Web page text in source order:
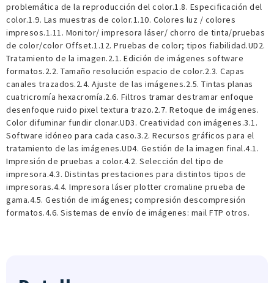
problemática de la reproducción del color.1.8. Especificación del
color.1.9. Las muestras de color.1.10. Colores luz / colores
impresos.1.11. Monitor/ impresora láser/ chorro de tinta/pruebas
de color/color Offset.1.12. Pruebas de color; tipos fiabilidad.UD2.
Tratamiento de la imagen.2.1. Edición de imágenes software
formatos.2.2. Tamaño resolución espacio de color.2.3. Capas
canales trazados.2.4. Ajuste de las imágenes.2.5. Tintas planas
cuatricromía hexacromía.2.6. Filtros tramar destramar enfoque
desenfoque ruido pixel textura trazo.2.7. Retoque de imágenes.
Color difuminar fundir clonar.UD3. Creatividad con imágenes.3.1.
Software idóneo para cada caso.3.2. Recursos gráficos para el
tratamiento de las imágenes.UD4. Gestión de la imagen final.4.1.
Impresión de pruebas a color.4.2. Selección del tipo de
impresora.4.3. Distintas prestaciones para distintos tipos de
impresoras.4.4. Impresora láser plotter cromaline prueba de
gama.4.5. Gestión de imágenes; compresión descompresión
formatos.4.6. Sistemas de envío de imágenes: mail FTP otros.